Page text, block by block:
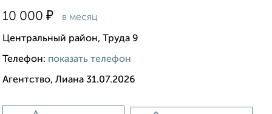
10 000 ₽ в месяц
Центральный район, Труда 9
Телефон: показать телефон
Агентство, Лиана 31.07.2026